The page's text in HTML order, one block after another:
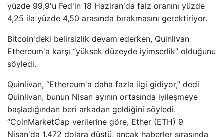
yüzde 99,9'u Fed'in 18 Haziran'da faiz oranını yüzde
4,25 ila yüzde 4,50 arasında bırakmasını gerektiriyor.
Bitcoin'deki belirsizlik devam ederken, Quinlivan
Ethereum'a karşı “yüksek düzeyde iyimserlik” olduğunu
söyledi.
Quinlivan, “Ethereum'a daha fazla ilgi gidiyor,” dedi
Quinlivan, bunun Nisan ayının ortasında iyileşmeye
başladığından beri arkadan geldiğini söyledi.
“CoinMarketCap verilerine göre, Ether (ETH) 9
Nisan'da 1.472 dolara düştü, ancak haberler sırasında